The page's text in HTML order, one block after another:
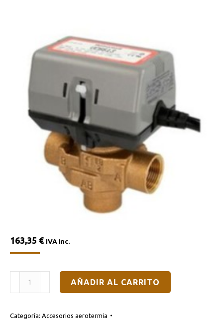
163,35 € IVA inc.
Honeywell
–
de
AÑADIR AL CARRITO
Categoría: Accesorios aerotermia